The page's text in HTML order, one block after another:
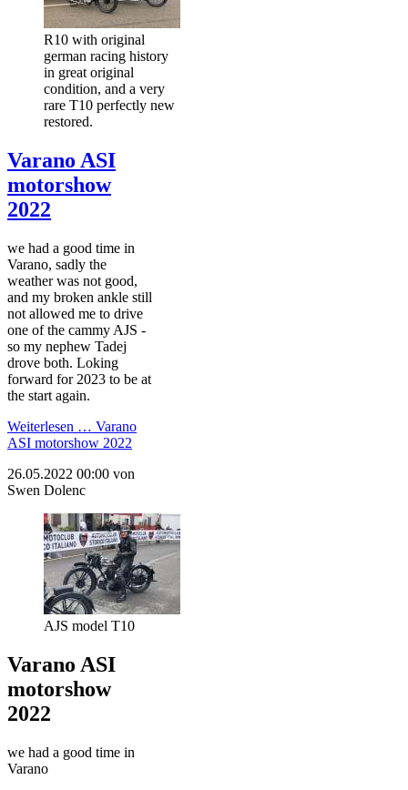
R10 with original
german racing history
in great original
condition, and a very
rare T10 perfectly new
restored.
Varano ASI
motorshow
2022
we had a good time in
Varano, sadly the
weather was not good,
and my broken ankle still
not allowed me to drive
one of the cammy AJS -
so my nephew Tadej
drove both. Loking
forward for 2023 to be at
the start again.
Weiterlesen … Varano
ASI motorshow 2022
26.05.2022 00:00 von
Swen Dolenc
AJS model T10
Varano ASI
motorshow
2022
we had a good time in
Varano